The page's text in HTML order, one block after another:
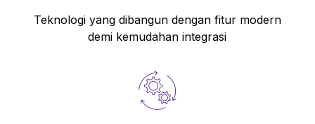
Teknologi yang dibangun dengan fitur modern
demi kemudahan integrasi